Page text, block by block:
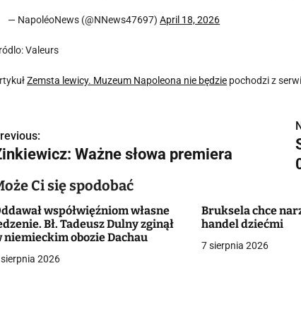
— NapoléoNews (@NNews47697)April 18, 2026
Valeurs
Zemsta lewicy. Muzeum Napoleona nie będzie pochodzi z
Ważne słowa premiera
Ci się spodobać
współwięźniom własne
Bł. Tadeusz Dulny zginął
niemieckim obozie Dachau
2026
Bruksela chce
handel dziećmi
7 sierpnia 2026